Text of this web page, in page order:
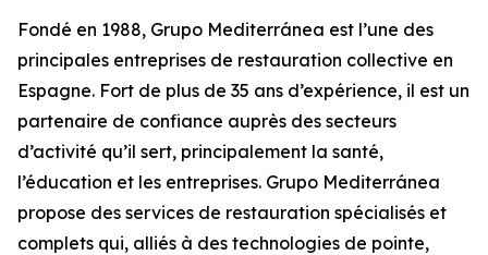
Fondé en 1988, Grupo Mediterránea est l’une des
principales entreprises de restauration collective en
Espagne. Fort de plus de 35 ans d’expérience, il est un
partenaire de confiance auprès des secteurs
d’activité qu’il sert, principalement la santé,
l’éducation et les entreprises. Grupo Mediterránea
propose des services de restauration spécialisés et
complets qui, alliés à des technologies de pointe,